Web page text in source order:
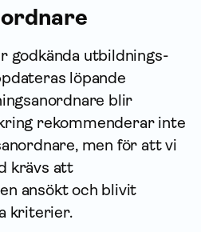
godkända utbildnings­
löpande
blir
rekommenderar inte
men för att vi
krävs att
ansökt och blivit
kriterier.